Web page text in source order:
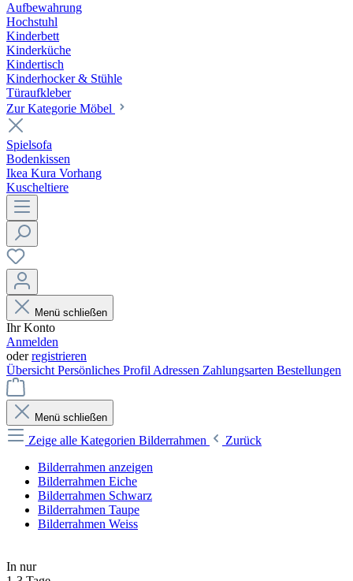
Aufbewahrung
Hochstuhl
Kinderbett
Kinderküche
Kindertisch
Kinderhocker & Stühle
Türaufkleber
Zur Kategorie Möbel
Spielsofa
Bodenkissen
Ikea Kura Vorhang
Kuscheltiere
Menü schließen
Ihr Konto
Anmelden
oderregistrieren
Übersicht Persönliches Profil Adressen Zahlungsarten Bestellungen
Menü schließen
Zeige alle Kategorien Bilderrahmen
Zurück
Bilderrahmen anzeigen
Bilderrahmen Eiche
Bilderrahmen Schwarz
Bilderrahmen Taupe
Bilderrahmen Weiss
In nur